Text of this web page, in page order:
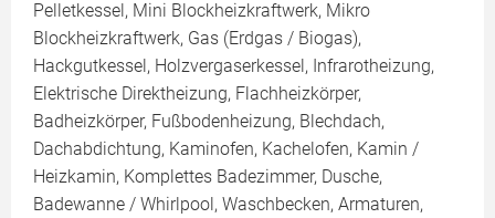
Pelletkessel, Mini Blockheizkraftwerk, Mikro
Blockheizkraftwerk, Gas (Erdgas / Biogas),
Hackgutkessel, Holzvergaserkessel, Infrarotheizung,
Elektrische Direktheizung, Flachheizkörper,
Badheizkörper, Fußbodenheizung, Blechdach,
Dachabdichtung, Kaminofen, Kachelofen, Kamin /
Heizkamin, Komplettes Badezimmer, Dusche,
Badewanne / Whirlpool, Waschbecken, Armaturen,